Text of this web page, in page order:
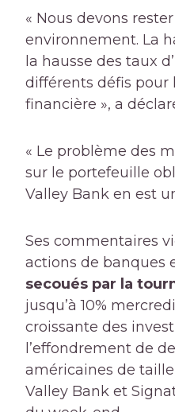
« Nous devons
environnement. La
la hausse des taux
différents défis pour
financière », a
« Le problème des
sur le portefeuille
Valley Bank en est
Ses commentaires
actions de banques
secoués par la
jusqu’à 10%
croissante des
l’effondrement de
américaines de
Valley Bank et